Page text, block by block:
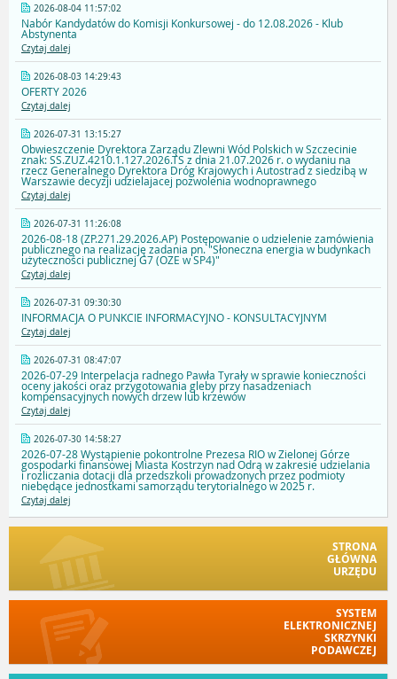
2026-08-04 11:57:02
Nabór Kandydatów do Komisji Konkursowej - do 12.08.2026 - Klub
Abstynenta
Czytaj dalej
2026-08-03 14:29:43
OFERTY 2026
Czytaj dalej
2026-07-31 13:15:27
Obwieszczenie Dyrektora Zarządu Zlewni Wód Polskich w Szczecinie
znak: SS.ZUZ.4210.1.127.2026.TS z dnia 21.07.2026 r. o wydaniu na
rzecz Generalnego Dyrektora Dróg Krajowych i Autostrad z siedzibą w
Warszawie decyzji udzielajacej pozwolenia wodnoprawnego
Czytaj dalej
2026-07-31 11:26:08
2026-08-18 (ZP.271.29.2026.AP) Postępowanie o udzielenie zamówienia
publicznego na realizację zadania pn. "Słoneczna energia w budynkach
użyteczności publicznej G7 (OZE w SP4)"
Czytaj dalej
2026-07-31 09:30:30
INFORMACJA O PUNKCIE INFORMACYJNO - KONSULTACYJNYM
Czytaj dalej
2026-07-31 08:47:07
2026-07-29 Interpelacja radnego Pawła Tyrały w sprawie konieczności
oceny jakości oraz przygotowania gleby przy nasadzeniach
kompensacyjnych nowych drzew lub krzewów
Czytaj dalej
2026-07-30 14:58:27
2026-07-28 Wystąpienie pokontrolne Prezesa RIO w Zielonej Górze
gospodarki finansowej Miasta Kostrzyn nad Odrą w zakresie udzielania
i rozliczania dotacji dla przedszkoli prowadzonych przez podmioty
niebędące jednostkami samorządu terytorialnego w 2025 r.
Czytaj dalej
STRONA
GŁÓWNA
URZĘDU
SYSTEM
ELEKTRONICZNEJ
SKRZYNKI
PODAWCZEJ